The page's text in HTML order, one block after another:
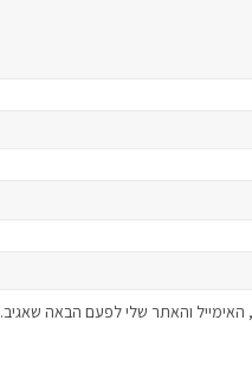
והאתר שלי לפעם הבאה שאגיב.